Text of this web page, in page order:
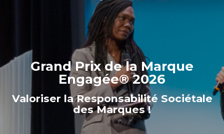
Grand Prix de la Marque
Engagée® 2026
Valoriser la Responsabilité Sociétale
des Marques !